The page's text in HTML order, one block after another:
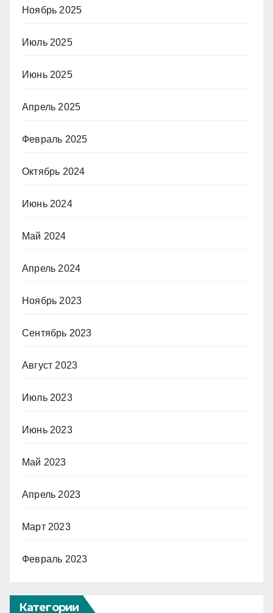
Ноябрь 2025
Июль 2025
Июнь 2025
Апрель 2025
Февраль 2025
Октябрь 2024
Июнь 2024
Май 2024
Апрель 2024
Ноябрь 2023
Сентябрь 2023
Август 2023
Июль 2023
Июнь 2023
Май 2023
Апрель 2023
Март 2023
Февраль 2023
Категории